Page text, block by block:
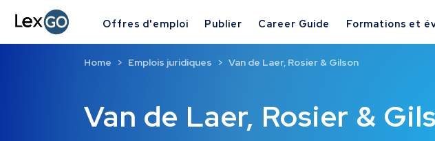
Offres d'emploi Publier Career Guide Formations et
Van de Laer, Rosier &
Home Emplois juridiques Van de Laer, Rosier & Gilson